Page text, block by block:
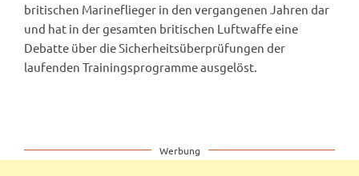
britischen Marineflieger in den vergangenen Jahren dar
und hat in der gesamten britischen Luftwaffe eine
Debatte über die Sicherheitsüberprüfungen der
laufenden Trainingsprogramme ausgelöst.
Werbung